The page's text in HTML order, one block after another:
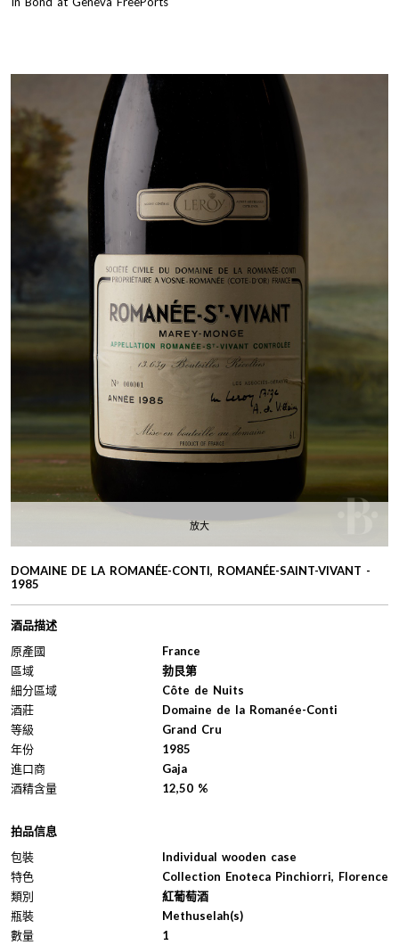
放大
DOMAINE DE LA ROMANÉE-CONTI, ROMANÉE-SAINT-VIVANT -
1985
酒品描述
原產國
France
區域
勃艮第
細分區域
Côte de Nuits
酒莊
Domaine de la Romanée-Conti
等級
Grand Cru
年份
1985
進口商
Gaja
酒精含量
12,50 %
拍品信息
包裝
Individual wooden case
特色
Collection Enoteca Pinchiorri, Florence
類別
紅葡萄酒
瓶裝
Methuselah(s)
數量
1